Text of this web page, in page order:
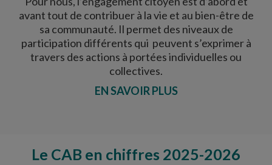
avant tout de contribuer à la vie et au bien-être de
sa communauté. Il permet des niveaux de
participation différents qui peuvent s’exprimer à
travers des actions à portées individuelles ou
collectives.
EN SAVOIR PLUS
Le CAB en chiffres 2025-2026